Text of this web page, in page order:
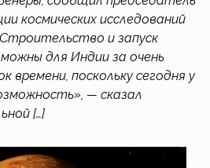
космических исследований
и запуск
для Индии за очень
времени, поскольку сегодня у
— сказал
[…]